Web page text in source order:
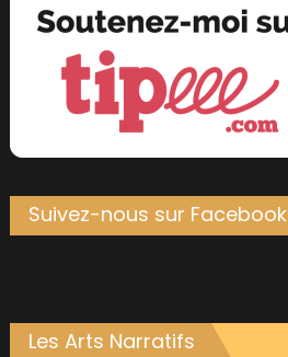
Suivez-nous sur Facebook
Les Arts Narratifs